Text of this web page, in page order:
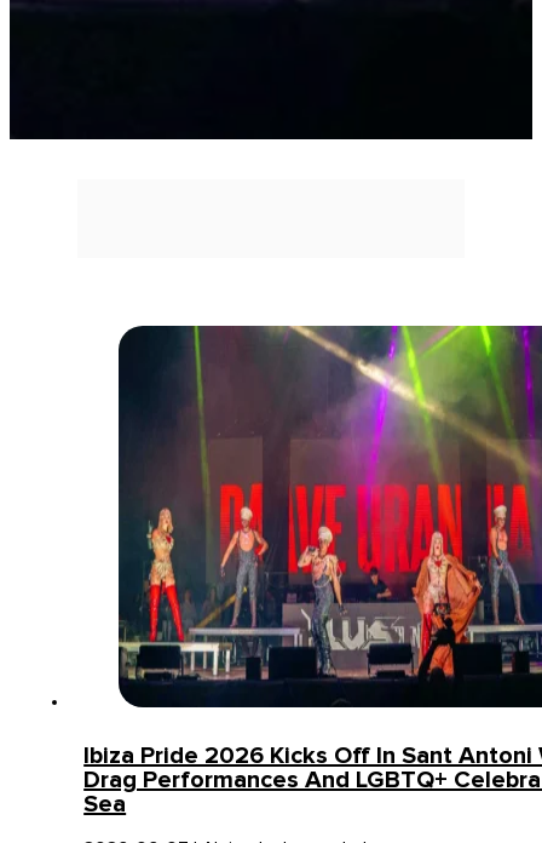
Ibiza Pride 2026 Kicks Off In Sant Antoni
Drag Performances And LGBTQ+
Sea